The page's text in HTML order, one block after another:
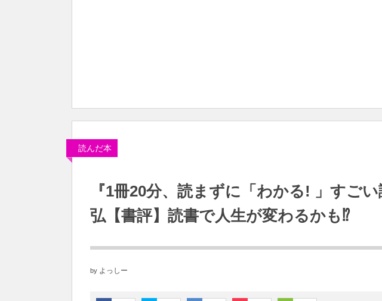
読んだ本
『1冊20分、読まずに「わかる! 」すご
弘【書評】読書で人生が変わるかも⁉︎
by よっしー